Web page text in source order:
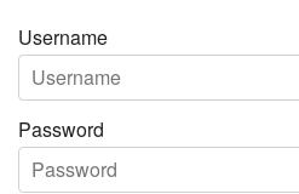
Username
Password